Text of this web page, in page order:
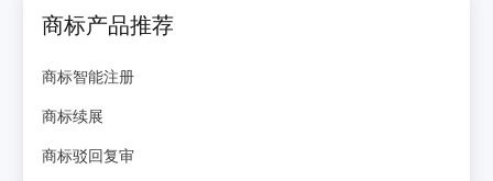
商标产品推荐
商标智能注册
商标续展
商标驳回复审